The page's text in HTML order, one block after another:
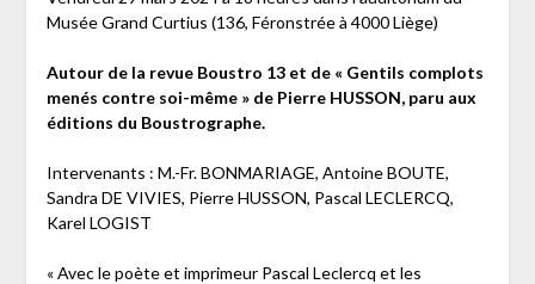
Musée Grand Curtius (136, Féronstrée à 4000 Liège)
Autour de la revue Boustro 13 et de « Gentils complots
menés contre soi-même » de Pierre HUSSON, paru aux
éditions du Boustrographe.
Intervenants : M.-Fr. BONMARIAGE, Antoine BOUTE,
Sandra DE VIVIES, Pierre HUSSON, Pascal LECLERCQ,
Karel LOGIST
« Avec le poète et imprimeur Pascal Leclercq et les